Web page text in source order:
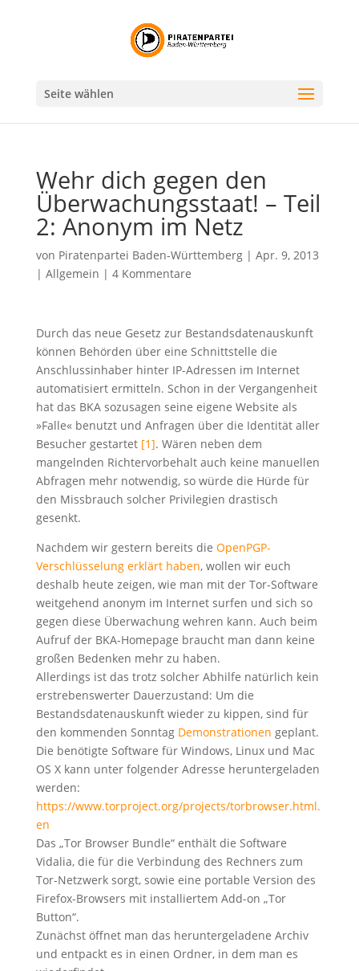
Seite wählen
Wehr dich gegen den
Überwachungsstaat! – Teil
2: Anonym im Netz
von Piratenpartei Baden-Württemberg| Apr. 9, 2013
| Allgemein | 4 Kommentare
Durch das neue Gesetz zur Bestandsdatenauskunft
können Behörden über eine Schnittstelle die
Anschlussinhaber hinter IP-Adressen im Internet
automatisiert ermitteln. Schon in der Vergangenheit
hat das BKA sozusagen seine eigene Website als
»Falle« benutzt und Anfragen über die Identität aller
Besucher gestartet [1]. Wären neben dem
mangelnden Richtervorbehalt auch keine manuellen
Abfragen mehr notwendig, so würde die Hürde für
den Missbrauch solcher Privilegien drastisch
gesenkt.
Nachdem wir gestern bereits die OpenPGP-
Verschlüsselung erklärt haben, wollen wir euch
deshalb heute zeigen, wie man mit der Tor-Software
weitgehend anonym im Internet surfen und sich so
gegen diese Überwachung wehren kann. Auch beim
Aufruf der BKA-Homepage braucht man dann keine
großen Bedenken mehr zu haben.
Allerdings ist das trotz solcher Abhilfe natürlich kein
erstrebenswerter Dauerzustand: Um die
Bestandsdatenauskunft wieder zu kippen, sind für
den kommenden Sonntag Demonstrationen geplant.
Die benötigte Software für Windows, Linux und Mac
OS X kann unter folgender Adresse heruntergeladen
werden:
https://www.torproject.org/projects/torbrowser.html.
en
Das „Tor Browser Bundle“ enthält die Software
Vidalia, die für die Verbindung des Rechners zum
Tor-Netzwerk sorgt, sowie eine portable Version des
Firefox-Browsers mit installiertem Add-on „Tor
Button“.
Zunächst öffnet man das heruntergeladene Archiv
und entpackt es in einen Ordner, in dem man es